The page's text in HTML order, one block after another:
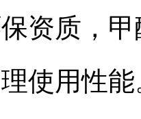
资质，
使用性能